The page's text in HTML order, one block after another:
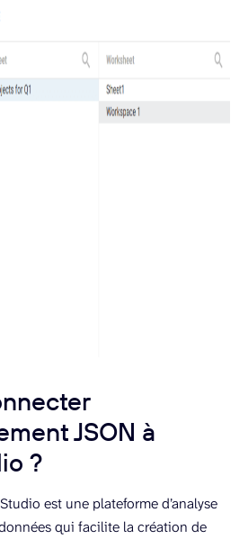
JSON à
?
est une plateforme d’analyse
qui facilite la création de